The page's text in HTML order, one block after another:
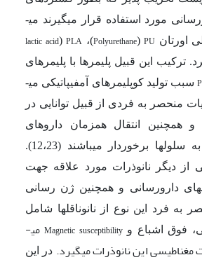
مورد استفاده قرار می­گیرند می­
اورتان PU
(
Polyurethane)، PLA
(
lactic acid
ترکیب این قبیل پلیمرها با پلیمر­های
سبب تولید کوپلیمرهای آمفی­پاتیکی می­
منحصر به فردی از قبیل توانایی در
همچنین انتقال همزمان داروهای
آبدوست و آبگریز به سلول­ها برخوردار می­باشند (12،23).
از دیگر نانوذرات مورد علاقه جهت
دارورسانی و همچنین ژن رسانی
به فرد این نوع از نانوناقل­ها شامل
فوق اشباع وMagnetic susceptibilityمی­
این نانوذرات می­گیرد. در این